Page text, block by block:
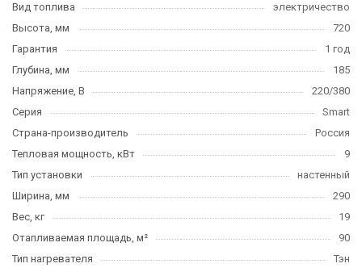
Вид топлива
электричество
Высота, мм
720
Гарантия
1 год
Глубина, мм
185
Напряжение, В
220/380
Серия
Smart
Страна-производитель
Россия
Тепловая мощность, кВт
9
Тип установки
настенный
Ширина, мм
290
Вес, кг
19
Отапливаемая площадь, м²
90
Тип нагревателя
Тэн